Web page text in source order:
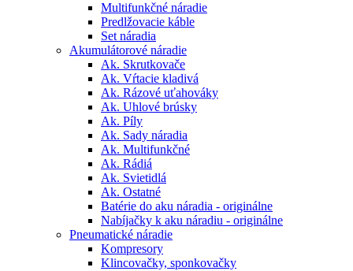
Multifunkčné náradie
Predlžovacie káble
Set náradia
Akumulátorové náradie
Ak. Skrutkovače
Ak. Vŕtacie kladivá
Ak. Rázové uťahováky
Ak. Uhlové brúsky
Ak. Píly
Ak. Sady náradia
Ak. Multifunkčné
Ak. Rádiá
Ak. Svietidlá
Ak. Ostatné
Batérie do aku náradia - originálne
Nabíjačky k aku náradiu - originálne
Pneumatické náradie
Kompresory
Klincovačky, sponkovačky